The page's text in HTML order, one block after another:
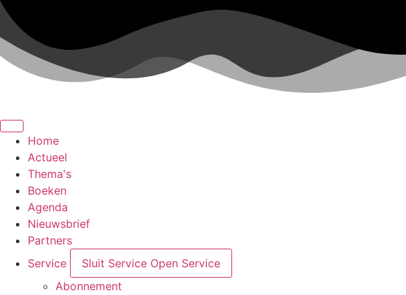
Ga
naar
de
inhoud
Home
Actueel
Thema's
Boeken
Agenda
Nieuwsbrief
Partners
Service
Sluit Service Open Service
Abonnement